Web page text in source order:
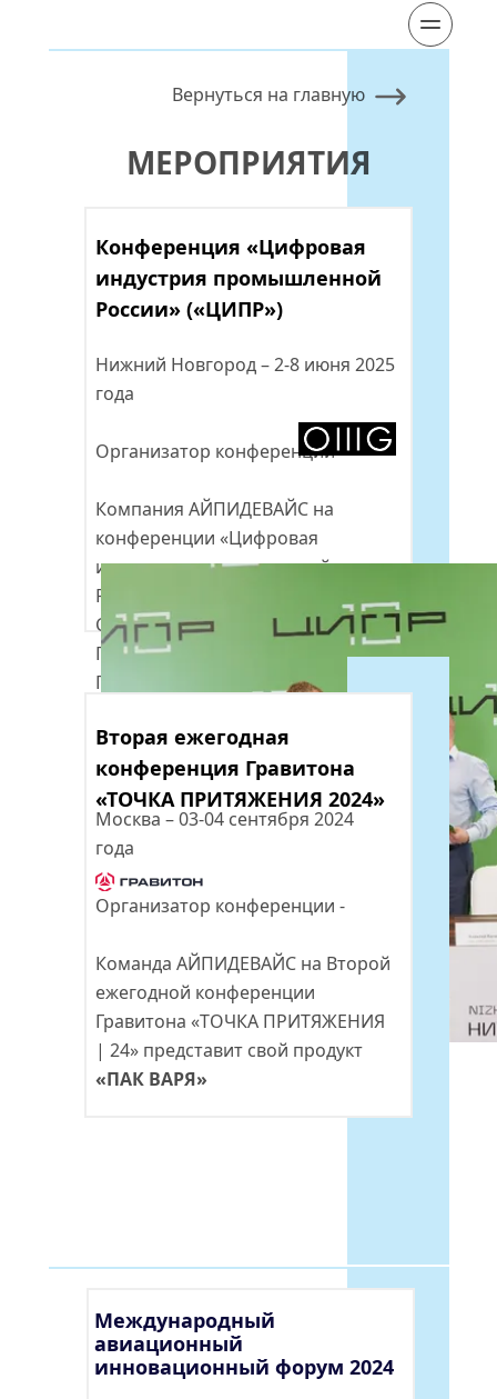
ПАО «МТС»
Нижний Новгород – 2-8 июня 2025
года
Организатор конференции -
Компания АЙПИДЕВАЙС на
конференции «Цифровая
индустрия промышленной
России» («ЦИПР») подписала
Соглашения о сотрудничестве с
ПАО «МТС» и ООО «Катюша
Принт».
Конференция «Цифровая
индустрия промышленной
России» («ЦИПР»)
Вернуться на главную
МЕРОПРИЯТИЯ
Москва – 03-04 сентября 2024
года
Организатор конференции -
Команда АЙПИДЕВАЙС на Второй
ежегодной конференции
Гравитона «ТОЧКА ПРИТЯЖЕНИЯ
«ПАК ВАРЯ»
Вторая ежегодная
конференция Гравитона
«ТОЧКА ПРИТЯЖЕНИЯ 2024»
Международный
авиационный
инновационный форум 2024